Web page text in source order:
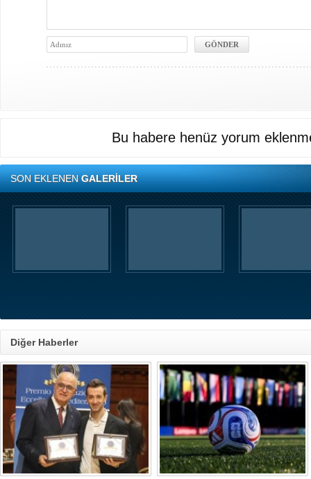
Bu habere henüz yorum
SON EKLENENGALERİLER
Diğer Haberler